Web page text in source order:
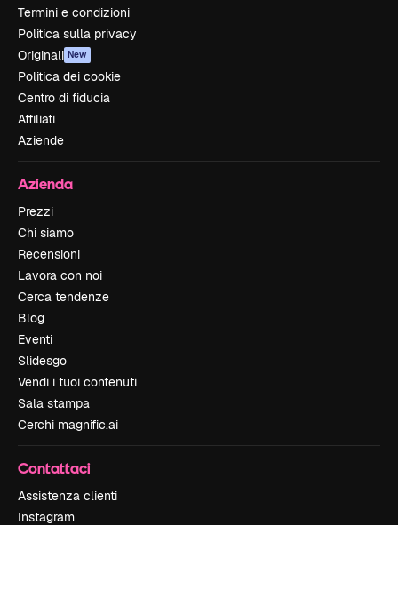
Termini e condizioni
Politica sulla privacy
Originali New
Politica dei cookie
Centro di fiducia
Affiliati
Aziende
Azienda
Prezzi
Chi siamo
Recensioni
Lavora con noi
Cerca tendenze
Blog
Eventi
Slidesgo
Vendi i tuoi contenuti
Sala stampa
Cerchi magnific.ai
Contattaci
Assistenza clienti
Instagram